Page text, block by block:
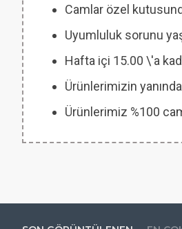
Camlar özel
Uyumluluk sorunu
Hafta içi 15.00 \'a
Ürünlerimizin
Ürünlerimiz %100